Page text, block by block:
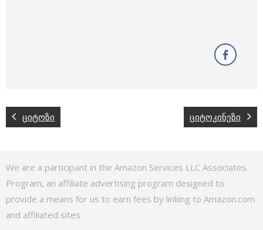
ციტოზი ციტოკინეზი
We are a participant in the Amazon Services LLC Associates
Program, an affiliate advertising program designed to
provide a means for us to earn fees by linking to Amazon.com
and affiliated sites